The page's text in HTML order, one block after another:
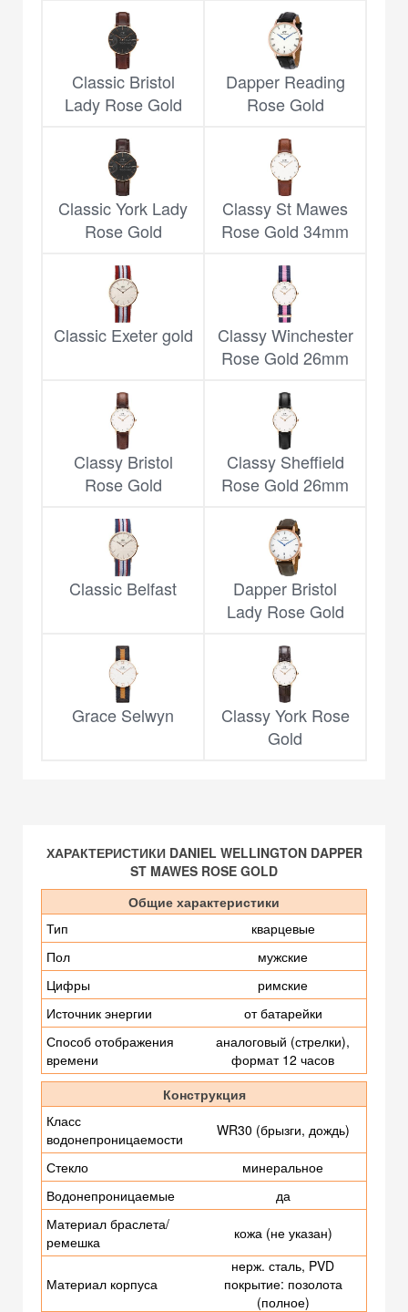
Classic Bristol
Lady Rose Gold
Dapper Reading
Rose Gold
Classic York Lady
Rose Gold
Classy St Mawes
Rose Gold 34mm
Classic Exeter gold
Classy Winchester
Rose Gold 26mm
Classy Bristol
Rose Gold
Classy Sheffield
Rose Gold 26mm
Classic Belfast
Dapper Bristol
Lady Rose Gold
Grace Selwyn
Classy York Rose
Gold
ХАРАКТЕРИСТИКИ DANIEL WELLINGTON DAPPER
ST MAWES ROSE GOLD
Общие характеристики
Тип
кварцевые
Пол
мужские
Цифры
римские
Источник энергии
от батарейки
Способ отображения
времени
аналоговый (стрелки),
формат 12 часов
Конструкция
Класс
водонепроницаемости
WR30 (брызги, дождь)
Стекло
минеральное
Водонепроницаемые
да
Материал браслета/
ремешка
кожа (не указан)
Материал корпуса
нерж. сталь, PVD
покрытие: позолота
(полное)